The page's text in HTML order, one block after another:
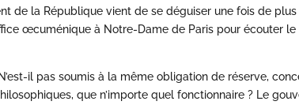
de la République vient de se déguiser une fois de
œcuménique à Notre-Dame de Paris pour écouter
il pas soumis à la même obligation de réserve,
que n’importe quel fonctionnaire ? Le